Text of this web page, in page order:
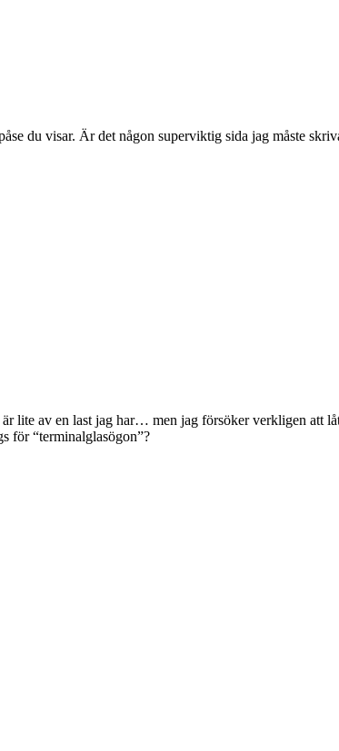
du visar. Är det någon superviktig sida jag måste
lite av en last jag har… men jag försöker verkligen att
för “terminalglasögon”?